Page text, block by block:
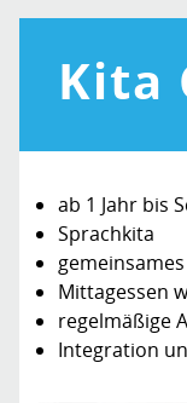
Kita
ab 1 Jahr bis
Sprachkita
Mittagessen
regelmäßige
Integration